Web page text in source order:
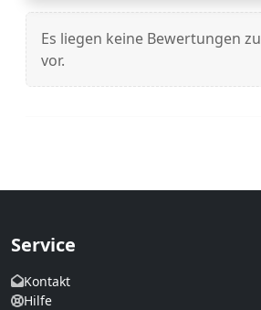
Es liegen keine Bewertungen
vor.
Service
Kontakt
Hilfe